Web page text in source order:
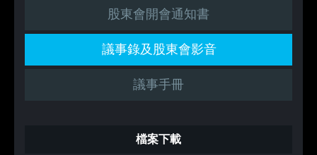
股東會開會通知書
議事錄及股東會影音
議事手冊
檔案下載